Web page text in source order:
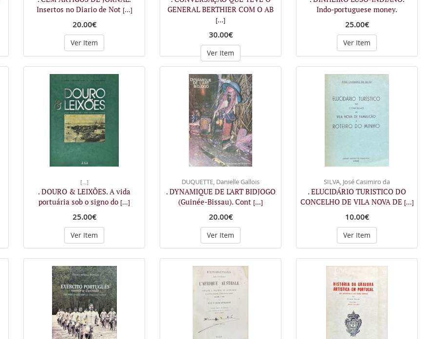
Insertos no Diario de Not [...]
20.00€
Ver Item
GENERAL BERTHIER COM O AB
[...]
30.00€
Ver Item
Indo-portuguese money.
25.00€
Ver Item
[...]
. DOURO & LEIXÕES. A vida
portuária sob o signo do [...]
25.00€
Ver Item
DUQUETTE, Danielle Gallois
. DYNAMIQUE DE L'ART BIDJOGO
(Guinée-Bissau). Cont [...]
20.00€
Ver Item
SILVA, José Casimiro da
. ELUCIDÁRIO TURISTICO DO
CONCELHO DE VILA NOVA DE [...]
10.00€
Ver Item